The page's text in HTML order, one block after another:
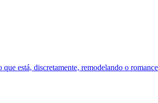
está, discretamente, remodelando o